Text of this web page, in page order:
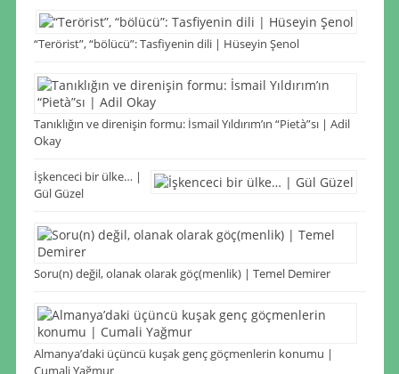
“Terörist”, “bölücü”: Tasfiyenin dili | Hüseyin Şenol
Tanıklığın ve direnişin formu: İsmail Yıldırım’ın “Pietà”sı | Adil
Okay
İşkenceci bir ülke… |
Gül Güzel
Soru(n) değil, olanak olarak göç(menlik) | Temel Demirer
Almanya’daki üçüncü kuşak genç göçmenlerin konumu |
Cumali Yağmur